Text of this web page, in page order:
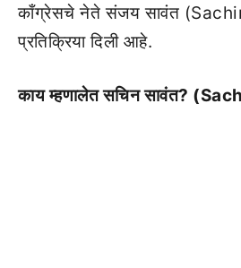
काँग्रेसचे नेते संजय सावंत
प्रतिक्रिया दिली आहे.
काय म्हणालेत सचिन सावंत?